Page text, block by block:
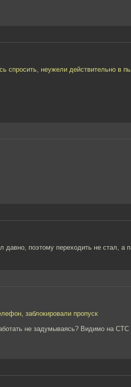
спросить, неужели действительно в
поэтому переходить не стал, а
заблокировали пропуск
не задумываясь? Видимо на СТС